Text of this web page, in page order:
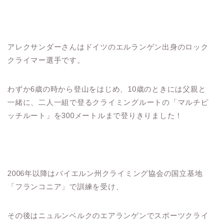
アレクサンダーさんはドイツのエルランゲン出身のロック
クライマー選手です。
わずか6歳の時から登山をはじめ、10歳のときには父親と
一緒に、二人一組で登るクライミングルートの「マルチピ
ッチルート」を300メートルまで登りきりました！
2006年以降はバイエルン州クライミング協会の国立基地
「フランコニア」で訓練を受け、
その後はニュルンベルクのエアランゲンでスポーツクライ